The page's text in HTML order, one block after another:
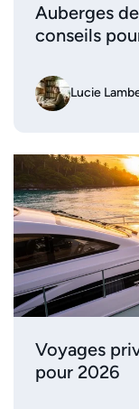
Auberges
conseils
Lucie
Voyages
pour 2026